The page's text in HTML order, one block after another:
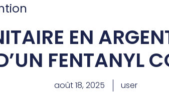
EN
FENTANYL
août 18, 2025 user